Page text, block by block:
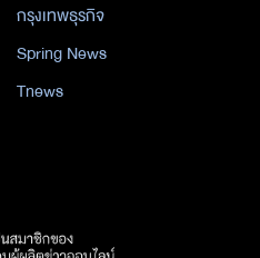
กรุงเทพธุรกิจ
Spring News
Tnews